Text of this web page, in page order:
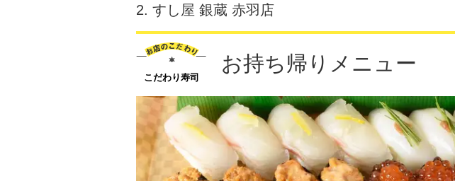
2. すし屋 銀蔵 赤羽店
こだわり寿司
お持ち帰りメニュー